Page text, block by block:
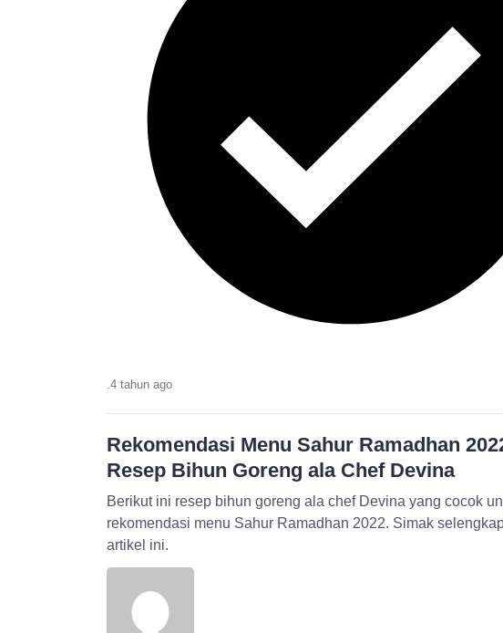
4 tahun ago
Rekomendasi Menu Sahur Ramadhan
Resep Bihun Goreng ala Chef Devina
Berikut ini resep bihun goreng ala chef Devina yang cocok
rekomendasi menu Sahur Ramadhan 2022. Simak
artikel ini.